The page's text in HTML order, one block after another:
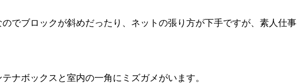
でブロックが斜めだったり、ネットの張り方が下手ですが、素人仕事
ナボックスと室内の一角にミズガメがいます。